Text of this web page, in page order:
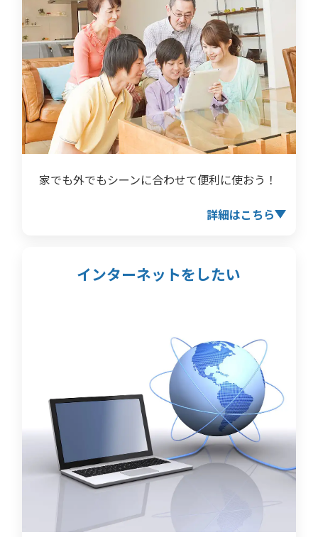
家でも外でもシーンに合わせて便利に使おう！
詳細はこちら
インターネットをしたい